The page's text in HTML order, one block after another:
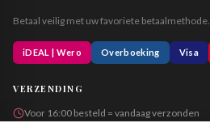
Betaal veilig met uw favoriete betaalmethode.
iDEAL | Wero Overboeking Visa
VERZENDING
Voor 16:00 besteld = vandaag verzonden